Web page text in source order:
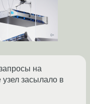
на
засылало в